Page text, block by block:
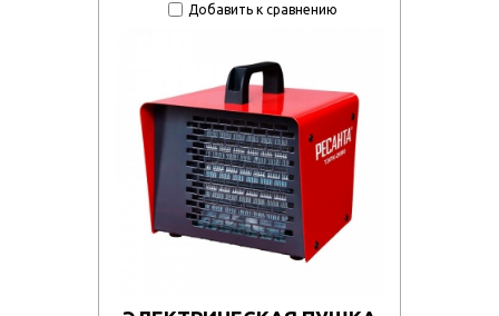
Добавить к сравнению